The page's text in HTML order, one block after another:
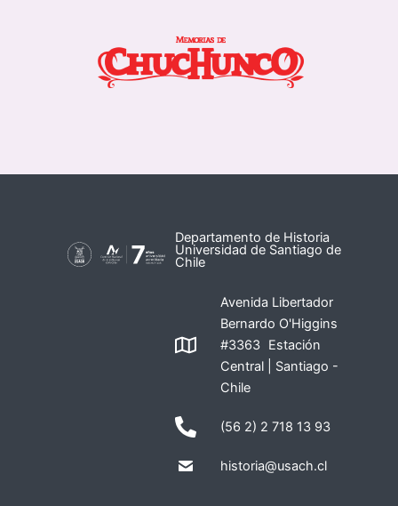
Departamento de Historia
Universidad de Santiago de
Chile
Avenida Libertador
Bernardo O'Higgins
#3363 Estación
Central | Santiago -
Chile
(56 2) 2 718 13 93
historia@usach.cl